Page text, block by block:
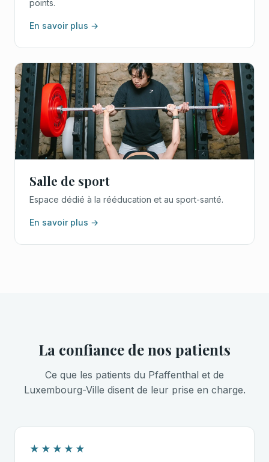
points.
En savoir plus →
Salle de sport
Espace dédié à la rééducation et au sport-santé.
En savoir plus →
La confiance de nos patients
Ce que les patients du Pfaffenthal et de
Luxembourg-Ville disent de leur prise en charge.
★★★★★